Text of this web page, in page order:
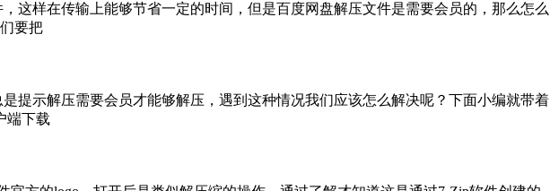
这样在传输上能够节省一定的时间，但是百度网盘解压文件是需要会员的，那么怎么
要把
提示解压需要会员才能够解压，遇到这种情况我们应该怎么解决呢？下面小编就带着
端下载